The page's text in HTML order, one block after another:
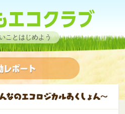
ことはじめよう